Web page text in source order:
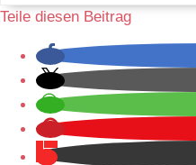
Teile diesen Beitrag